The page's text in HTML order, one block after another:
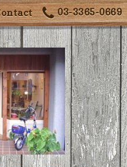
03-3365-0669